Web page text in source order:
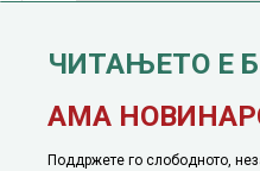
јануари, 1991 година
ЧИТАЊЕТО Е
АМА
Поддржете го слободното,